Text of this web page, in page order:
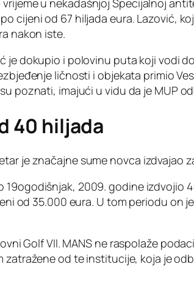
u nekadašnjoj Specijalnoj
cijeni od 67 hiljada eura. Lazović,
nakon iste.
je dokupio i polovinu puta koji vodi
ličnosti i objekata primio
poznati, imajući u vidu da je MUP
40 hiljada
je značajne sume novca izdvajao
2009. godine izdvojio
od 35.000 eura. U tom periodu on
Golf VII. MANS ne raspolaže
od te institucije, koja je